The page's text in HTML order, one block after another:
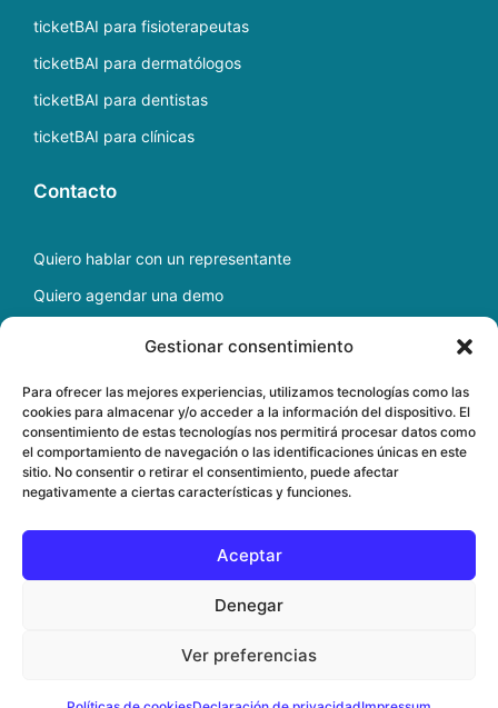
Gestionar consentimiento
Para ofrecer las mejores experiencias, utilizamos tecnologías como las
cookies para almacenar y/o acceder a la información del dispositivo. El
consentimiento de estas tecnologías nos permitirá procesar datos como
el comportamiento de navegación o las identificaciones únicas en este
sitio. No consentir o retirar el consentimiento, puede afectar
negativamente a ciertas características y funciones.
Aceptar
Denegar
Ver preferencias
ticketBAI para fisioterapeutas
ticketBAI para dermatólogos
ticketBAI para dentistas
ticketBAI para clínicas
Contacto
Quiero hablar con un representante
Quiero agendar una demo
Copyright ©2026Software médico para gestión de
clínicas en la nube